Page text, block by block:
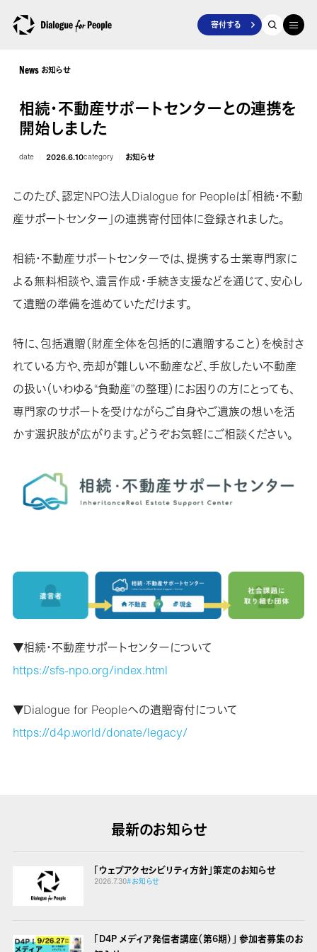
寄付する
News お知らせ
相続・不動産サポートセンターとの連携を
開始しました
date 2026.6.10category お知らせ
このたび、認定NPO法人Dialogue for Peopleは「相続・不動
産サポートセンター」の連携寄付団体に登録されました。
相続・不動産サポートセンターでは、提携する士業専門家に
よる無料相談や、遺言作成・手続き支援などを通じて、安心し
て遺贈の準備を進めていただけます。
特に、包括遺贈（財産全体を包括的に遺贈すること）を検討さ
れている方や、売却が難しい不動産など、手放したい不動産
の扱い（いわゆる“負動産”の整理）にお困りの方にとっても、
専門家のサポートを受けながらご自身やご遺族の想いを活
かす選択肢が広がります。どうぞお気軽にご相談ください。
▼相続・不動産サポートセンターについて
https://sfs-npo.org/index.html
▼Dialogue for Peopleへの遺贈寄付について
https://d4p.world/donate/legacy/
最新のお知らせ
「ウェブアクセシビリティ方針」策定のお知らせ
2026.7.30#お知らせ
「D4P メディア発信者講座（第6期）」 参加者募集のお